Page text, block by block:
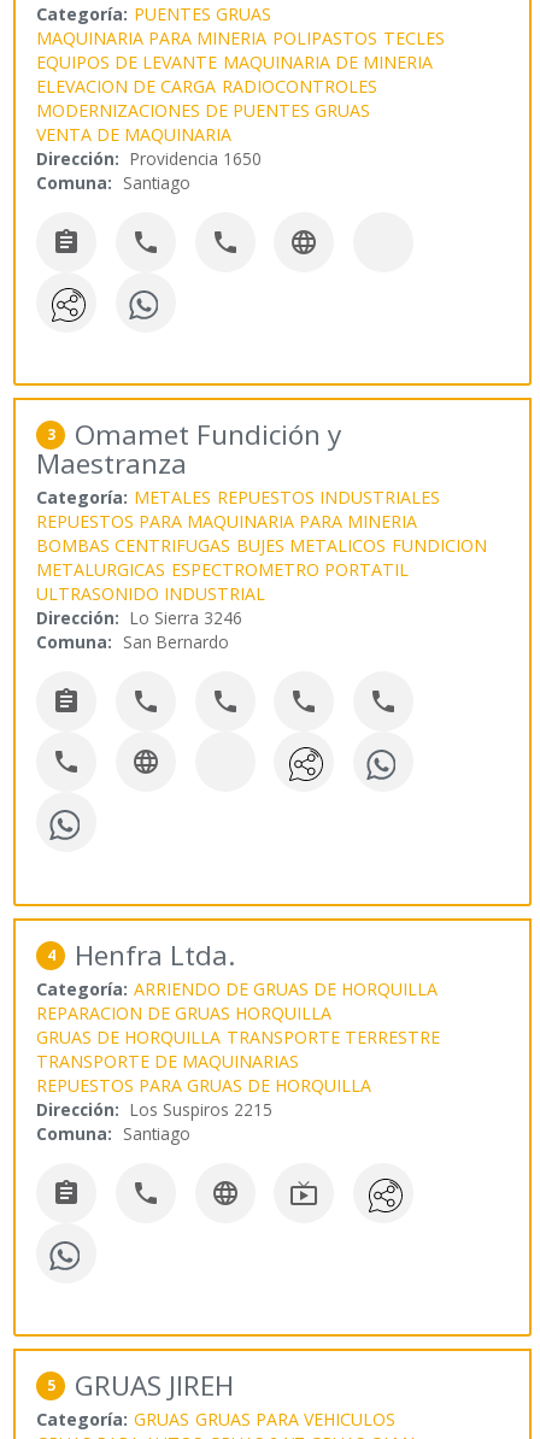
Categoría: PUENTES GRUAS
MAQUINARIA PARA MINERIA POLIPASTOS TECLES
EQUIPOS DE LEVANTE MAQUINARIA DE MINERIA
ELEVACION DE CARGA RADIOCONTROLES
MODERNIZACIONES DE PUENTES GRUAS
VENTA DE MAQUINARIA
Dirección: Providencia 1650
Comuna: Santiago
   
3 Omamet Fundición y
Maestranza
Categoría: METALES REPUESTOS INDUSTRIALES
REPUESTOS PARA MAQUINARIA PARA MINERIA
BOMBAS CENTRIFUGAS BUJES METALICOS FUNDICION
METALURGICAS ESPECTROMETRO PORTATIL
ULTRASONIDO INDUSTRIAL
Dirección: Lo Sierra 3246
Comuna: San Bernardo
    
 
4 Henfra Ltda.
Categoría: ARRIENDO DE GRUAS DE HORQUILLA
REPARACION DE GRUAS HORQUILLA
GRUAS DE HORQUILLA TRANSPORTE TERRESTRE
TRANSPORTE DE MAQUINARIAS
REPUESTOS PARA GRUAS DE HORQUILLA
Dirección: Los Suspiros 2215
Comuna: Santiago
   
5 GRUAS JIREH
Categoría: GRUAS GRUAS PARA VEHICULOS